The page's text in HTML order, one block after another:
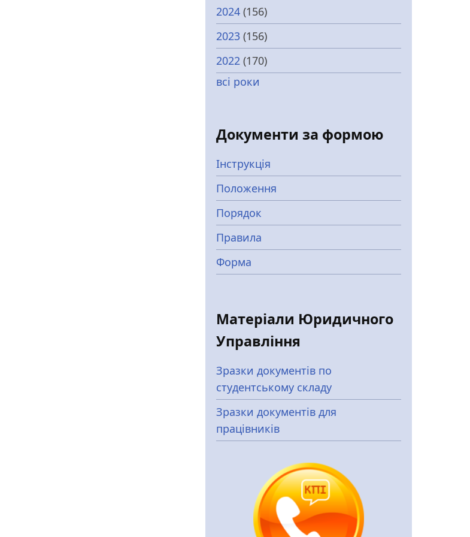
2024 (156)
2023 (156)
2022 (170)
всі роки
Документи за формою
Інструкція
Положення
Порядок
Правила
Форма
Матеріали Юридичного
Управління
Зразки документів по
студентському складу
Зразки документів для
працівників